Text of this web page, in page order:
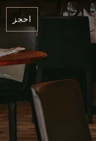
احجز